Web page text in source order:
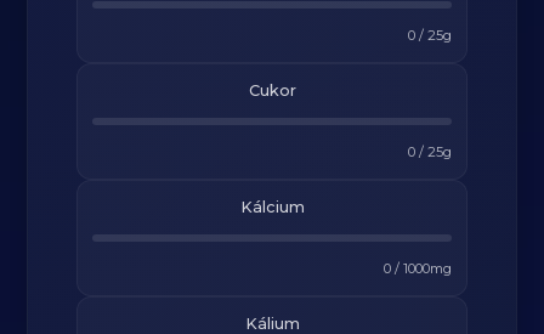
0/ 25g
Cukor
0/ 25g
Kálcium
0/ 1000mg
Kálium